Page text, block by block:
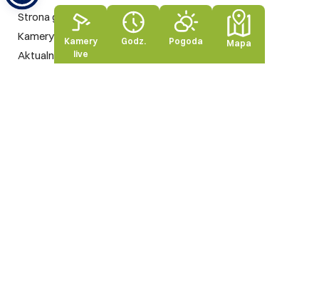
Strona główna
Kamery live
Aktualności
Kamery
live
Godz. Pogoda Mapa